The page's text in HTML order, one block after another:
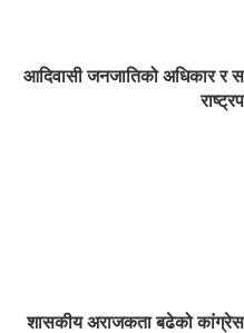
आदिवासी जनजातिको अधिकार र
शासकीय अराजकता बढेको